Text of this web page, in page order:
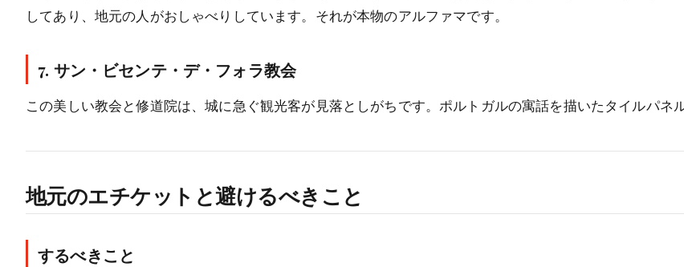
してあり、地元の人がおしゃべりしています。それが本物のアルファマです。
7. サン・ビセンテ・デ・フォラ教会
この美しい教会と修道院は、城に急ぐ観光客が見落としがちです。ポルトガルの寓話を描いたタイルパネ
地元のエチケットと避けるべきこと
するべきこと